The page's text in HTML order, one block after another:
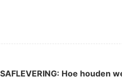
Hoe houden